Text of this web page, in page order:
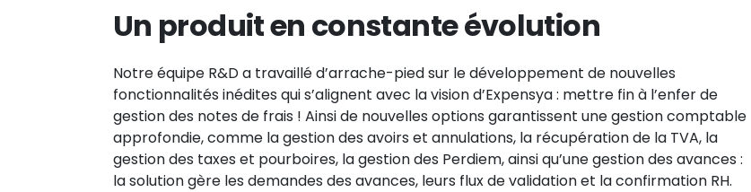
Un produit en constante évolution
Notre équipe R&D a travaillé d’arrache-pied sur le développement de nouvelles
fonctionnalités inédites qui s’alignent avec la vision d’Expensya : mettre fin à l’enfer de
gestion des notes de frais ! Ainsi de nouvelles options garantissent une gestion comptable
approfondie, comme la gestion des avoirs et annulations, la récupération de la TVA, la
gestion des taxes et pourboires, la gestion des Perdiem, ainsi qu’une gestion des avances :
la solution gère les demandes des avances, leurs flux de validation et la confirmation RH.